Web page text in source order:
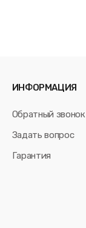
ИНФОРМАЦИЯ
Обратный звонок
Задать вопрос
Гарантия